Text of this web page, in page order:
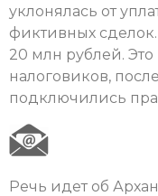
уклонялась от
фиктивных
20 млн рублей.
налоговиков,
подключились
Речь идет об